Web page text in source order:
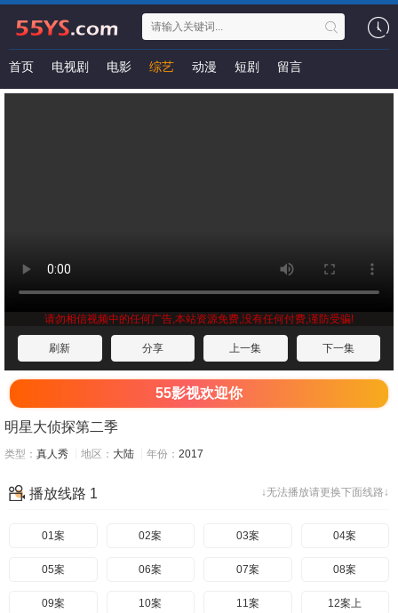
首页 电视剧 电影 综艺 动漫 短剧 留言
请勿相信视频中的任何广告,本站资源免费,没有任何付费,谨防受骗!
刷新 分享 上一集 下一集
55影视欢迎你
明星大侦探第二季
类型： 真人秀 地区： 大陆 年份： 2017
↓无法播放请更换下面线路↓
播放线路 1
01案 02案 03案 04案
05案 06案 07案 08案
09案 10案 11案 12案上